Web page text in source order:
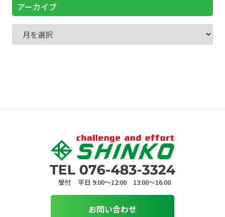
アーカイブ
受付 平日 9:00〜12:00 13:00〜16:00
お問い合わせ